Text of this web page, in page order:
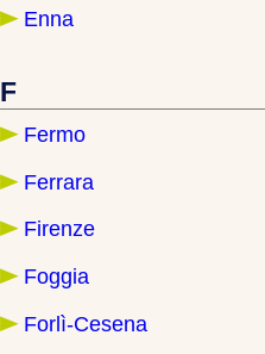
Enna
F
Fermo
Ferrara
Firenze
Foggia
Forlì-Cesena